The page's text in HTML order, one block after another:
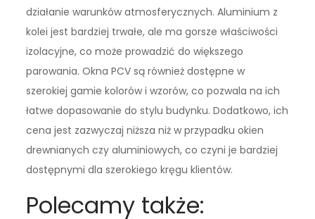
działanie warunków atmosferycznych. Aluminium z
kolei jest bardziej trwałe, ale ma gorsze właściwości
izolacyjne, co może prowadzić do większego
parowania. Okna PCV są również dostępne w
szerokiej gamie kolorów i wzorów, co pozwala na ich
łatwe dopasowanie do stylu budynku. Dodatkowo, ich
cena jest zazwyczaj niższa niż w przypadku okien
drewnianych czy aluminiowych, co czyni je bardziej
dostępnymi dla szerokiego kręgu klientów.
Polecamy także: